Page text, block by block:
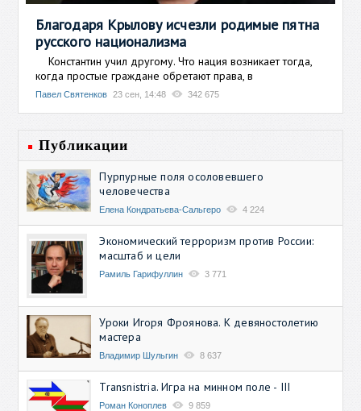
Благодаря Крылову исчезли родимые пятна
русского национализма
Константин учил другому. Что нация возникает тогда,
когда простые граждане обретают права, в
Павел Святенков 23 сен, 14:48 342 675
Публикации
Пурпурные поля осоловевшего
человечества
Елена Кондратьева-Сальгеро 4 224
Экономический терроризм против России:
масштаб и цели
Рамиль Гарифуллин 3 771
Уроки Игоря Фроянова. К девяностолетию
мастера
Владимир Шульгин 8 637
Transnistria. Игра на минном поле - III
Роман Коноплев 9 859